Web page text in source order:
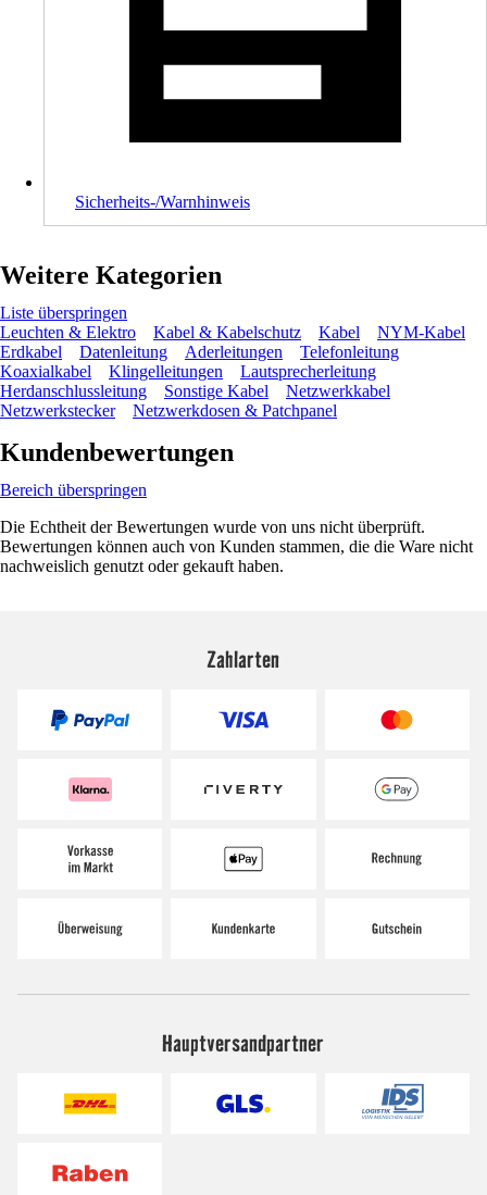
Sicherheits-/Warnhinweis
Weitere Kategorien
Liste überspringen
Leuchten & Elektro
Kabel & Kabelschutz Kabel
NYM-Kabel
Erdkabel
Datenleitung Aderleitungen
Telefonleitung
Koaxialkabel
Klingelleitungen
Lautsprecherleitung
Herdanschlussleitung
Sonstige Kabel
Netzwerkkabel
Netzwerkstecker
Netzwerkdosen & Patchpanel
Kundenbewertungen
Bereich überspringen
Die Echtheit der Bewertungen wurde von uns nicht überprüft.
Bewertungen können auch von Kunden stammen, die die Ware nicht
nachweislich genutzt oder gekauft haben.
Zahlarten
Hauptversandpartner